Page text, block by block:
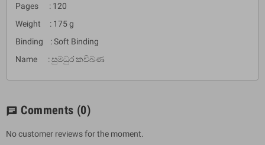
Pages : 120
Weight : 175 g
Binding : Soft Binding
Name : සුමධුර කවිබණ
chat Comments (0)
No customer reviews for the moment.